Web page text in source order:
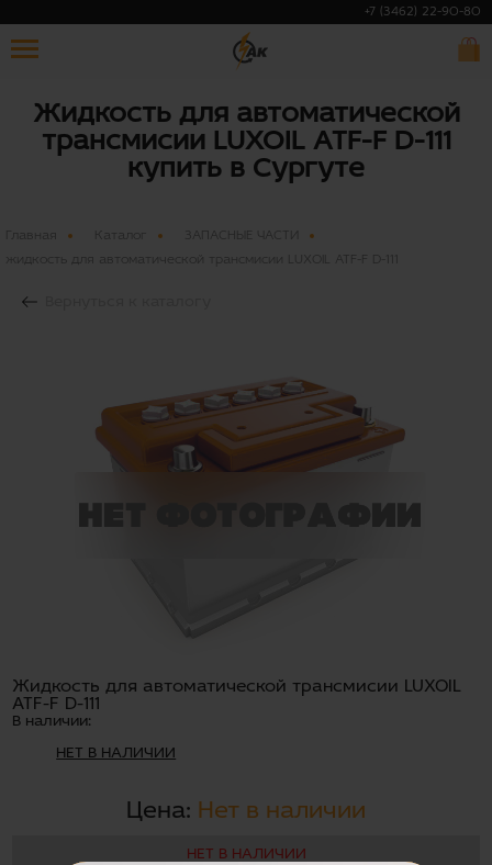
+7 (3462) 22-90-80
Жидкость для автоматической
трансмисии LUXOIL ATF-F D-111
купить в Сургуте
Главная
ЗАПАСНЫЕ ЧАСТИ
жидкость для автоматической трансмисии LUXOIL ATF-F D-111
Жидкость для автоматической трансмисии LUXOIL
ATF-F D-111
В наличии:
НЕТ В НАЛИЧИИ
Цена: Нет в наличии
НЕТ В НАЛИЧИИ